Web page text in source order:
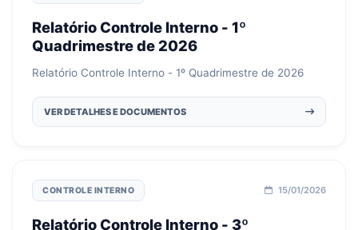
Relatório Controle Interno - 1º
Quadrimestre de 2026
Relatório Controle Interno - 1º Quadrimestre de 2026
VER DETALHES E DOCUMENTOS
CONTROLE INTERNO 15/01/2026
Relatório Controle Interno - 3º